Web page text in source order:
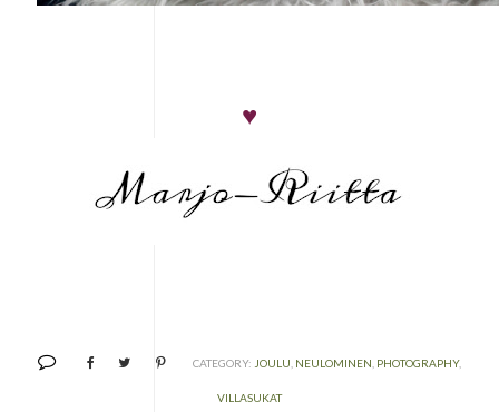
♥
CATEGORY: JOULU NEULOMINEN PHOTOGRAPHY,
VILLASUKAT